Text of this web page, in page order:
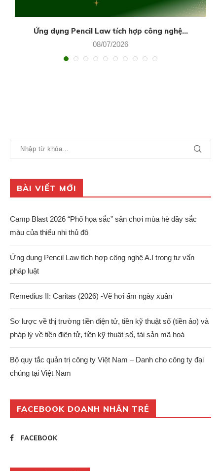
Ứng dụng Pencil Law tích hợp công nghệ...
08/07/2026
BÀI VIẾT MỚI
Camp Blast 2026 “Phố họa sắc” sân chơi mùa hè đầy sắc
màu của thiếu nhi thủ đô
Ứng dụng Pencil Law tích hợp công nghệ A.I trong tư vấn
pháp luật
Remedius II: Caritas (2026) -Vẽ hơi ấm ngày xuân
Sơ lược về thị trường tiền điện tử, tiền kỹ thuật số (tiền ảo) và
pháp lý về tiền điện tử, tiền kỹ thuật số, tài sản mã hoá
Bộ quy tắc quản trị công ty Việt Nam – Danh cho công ty đại
chúng tại Việt Nam
FACEBOOK DOANH NHÂN TRẺ
FACEBOOK